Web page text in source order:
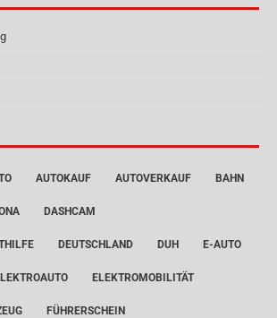
AUTOKAUF AUTOVERKAUF BAHN
DASHCAM
DEUTSCHLAND DUH E-AUTO
ELEKTROMOBILITÄT
FÜHRERSCHEIN